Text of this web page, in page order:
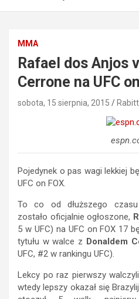
MMA
Rafael dos Anjos
Cerrone na UFC
sobota, 15 sierpnia, 2015
Pojedynek o pas wagi lekkiej
UFC on FOX.
To co od dłuższego
zostało oficjalnie ogłoszone,
5 w UFC) na UFC on FOX 17
tytułu w walce z Donaldem
UFC, #2 w rankingu UFC).
Lekcy po raz pierwszy
wtedy lepszy okazał się